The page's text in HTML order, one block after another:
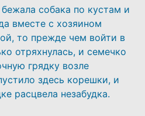
собака по кустам и
вместе с хозяином
то прежде чем войти в
отряхнулась, и семечко
грядку возле
здесь корешки, и
расцвела незабудка.